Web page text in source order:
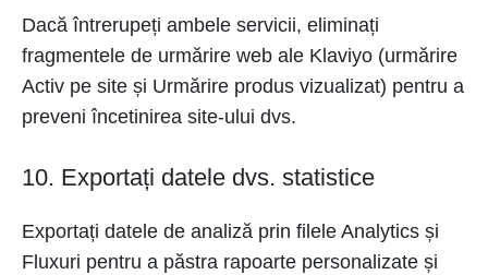
Dacă întrerupeți ambele servicii, eliminați
fragmentele de urmărire web ale Klaviyo (urmărire
Activ pe site și Urmărire produs vizualizat) pentru a
preveni încetinirea site-ului dvs.
10. Exportați datele dvs. statistice
Exportați datele de analiză prin filele Analytics și
Fluxuri pentru a păstra rapoarte personalizate și